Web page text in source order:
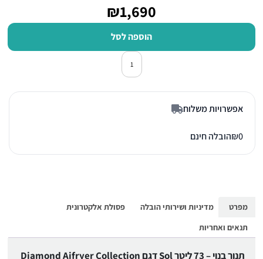
₪1,690
הוספה לסל
כמות של תנור אפיה בילד אין סול HO-1705G אפור
אפשרויות משלוח
₪0 הובלה חינם
מפרט מדיניות ושירותי הובלה
פסולת אלקטרונית
תנאים ואחריות
תנור בנוי – 73 ליטר Sol דגם Diamond Aifryer Collection